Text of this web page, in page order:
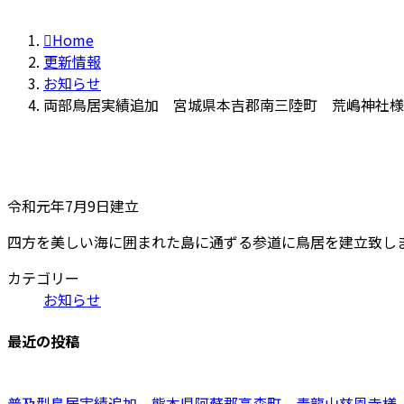
Home
更新情報
お知らせ
両部鳥居実績追加 宮城県本吉郡南三陸町 荒嶋神社様
令和元年7月9日建立
四方を美しい海に囲まれた島に通ずる参道に鳥居を建立致し
カテゴリー
お知らせ
最近の投稿